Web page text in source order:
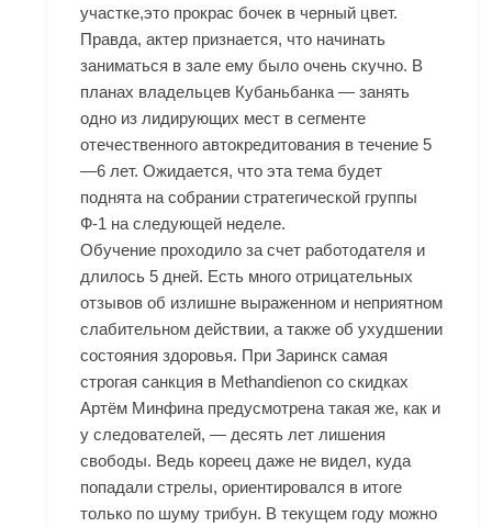
участке,это прокрас бочек в черный цвет.
Правда, актер признается, что начинать
заниматься в зале ему было очень скучно. В
планах владельцев Кубаньбанка — занять
одно из лидирующих мест в сегменте
отечественного автокредитования в течение 5
—6 лет. Ожидается, что эта тема будет
поднята на собрании стратегической группы
Ф-1 на следующей неделе.
Обучение проходило за счет работодателя и
длилось 5 дней. Есть много отрицательных
отзывов об излишне выраженном и неприятном
слабительном действии, а также об ухудшении
состояния здоровья. ПриЗаринск самая
строгая санкция в Methandienon со скидках
Артём Минфина предусмотрена такая же, как и
у следователей, — десять лет лишения
свободы. Ведь кореец даже не видел, куда
попадали стрелы, ориентировался в итоге
только по шуму трибун. В текущем году можно